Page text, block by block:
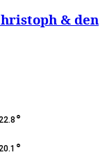
& den
°
°